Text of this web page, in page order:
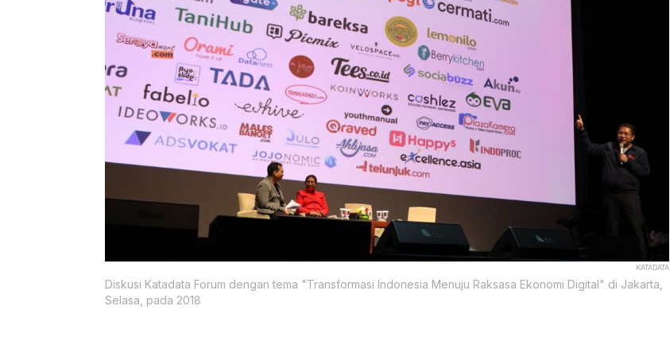
KATADATA
Diskusi Katadata Forum dengan tema "Transformasi Indonesia Menuju Raksasa Ekonomi Digital" di Jakarta,
Selasa, pada 2018